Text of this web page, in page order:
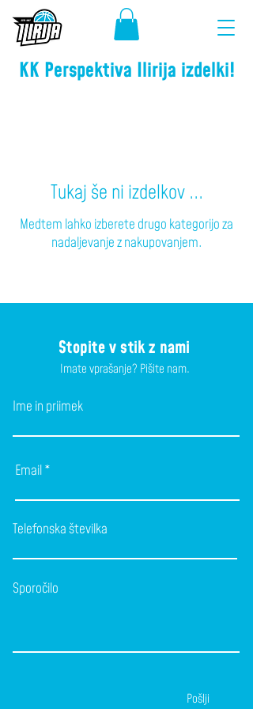
KK Perspektiva Ilirija izdelki!
Tukaj še ni izdelkov ...
Medtem lahko izberete drugo kategorijo za
nadaljevanje z nakupovanjem.
Stopite v stik z nami
Imate vprašanje? Pišite nam.
Ime in priimek
Email
Telefonska številka
Sporočilo
Pošlji